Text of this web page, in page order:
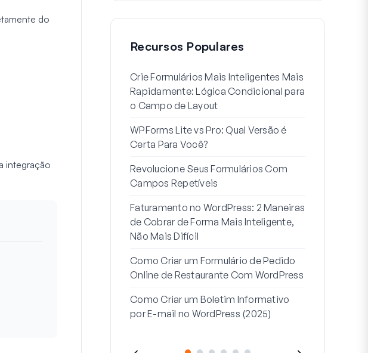
do
integração
Recursos Populares
Crie Formulários Mais Inteligentes Mais
Rapidamente: Lógica Condicional para
o Campo de Layout
WPForms Lite vs Pro: Qual Versão é
Certa Para Você?
Revolucione Seus Formulários Com
Campos Repetíveis
Faturamento no WordPress: 2 Maneiras
de Cobrar de Forma Mais Inteligente,
Não Mais Difícil
Como Criar um Formulário de Pedido
Online de Restaurante Com WordPress
Como Criar um Boletim Informativo
por E-mail no WordPress (2025)